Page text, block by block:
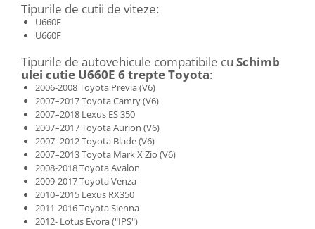
Tipurile de cutii de viteze:
U660E
U660F
Tipurile de autovehicule compatibile cu Schimb
ulei cutie U660E 6 trepte Toyota:
2006-2008 Toyota Previa (V6)
2007–2017 Toyota Camry (V6)
2007–2018 Lexus ES 350
2007–2017 Toyota Aurion (V6)
2007–2012 Toyota Blade (V6)
2007–2013 Toyota Mark X Zio (V6)
2008-2018 Toyota Avalon
2009-2017 Toyota Venza
2010–2015 Lexus RX350
2011-2016 Toyota Sienna
2012- Lotus Evora ("IPS")